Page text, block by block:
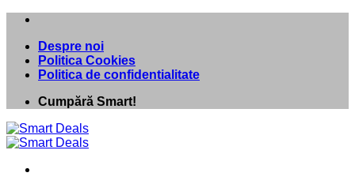
Skip
contentDespre noi
Politica Cookies
Politica de confidentialitate
Cumpără Smart!